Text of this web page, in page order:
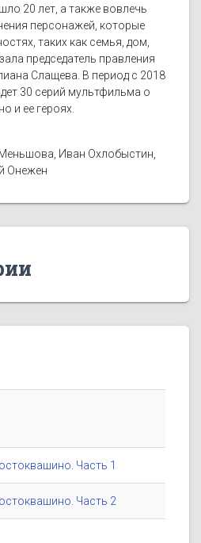
20 лет, а также вовлечь
персонажей, которые
таких как семья, дом,
председатель правления
Слащева. В период с 2018
30 серий мультфильма о
и ее героях.
Иван Охлобыстин,
Онежен
Часть 1
Часть 2